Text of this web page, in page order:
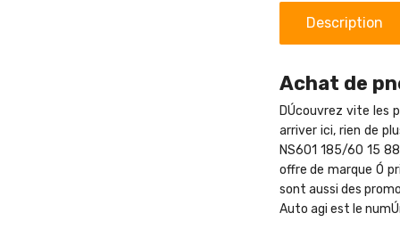
Description
Achat de
DÚcouvrez vite les
arriver ici, rien de
NS601 185/60 15
offre de marque Ó
sont aussi des
Auto agi est le